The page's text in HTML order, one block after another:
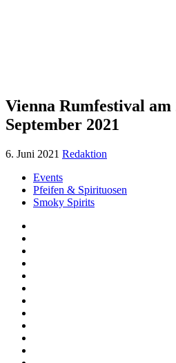
Vienna Rumfestival am
September 2021
6. Juni 2021 Redaktion
Events
Pfeifen & Spirituosen
Smoky Spirits